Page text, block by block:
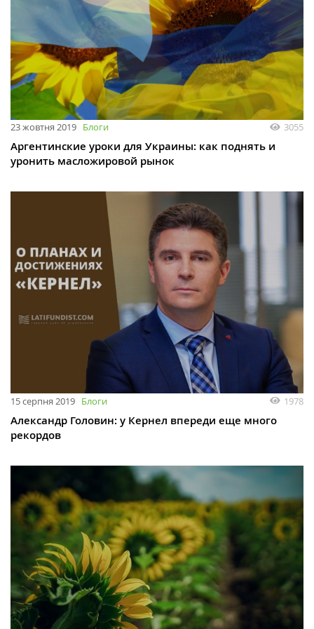
23 жовтня 2019 Блоги 3055
Аргентинские уроки для Украины: как поднять и
уронить масложировой рынок
15 серпня 2019 Блоги 1978
Александр Головин: у Кернел впереди еще много
рекордов